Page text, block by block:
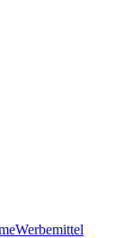
Werbemittel